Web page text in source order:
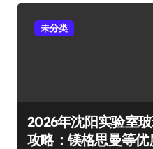
未分类
2026年沈阳实验室
攻略：镁格思曼等优